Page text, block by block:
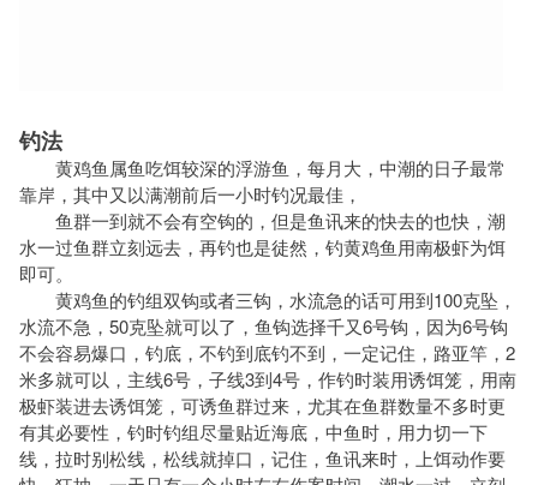
钓法
黄鸡鱼属鱼吃饵较深的浮游鱼，每月大，中潮的日子最常
靠岸，其中又以满潮前后一小时钓况最佳，
鱼群一到就不会有空钩的，但是鱼讯来的快去的也快，潮
水一过鱼群立刻远去，再钓也是徒然，钓黄鸡鱼用南极虾为饵
即可。
黄鸡鱼的钓组双钩或者三钩，水流急的话可用到100克坠，
水流不急，50克坠就可以了，鱼钩选择千又6号钩，因为6号钩
不会容易爆口，钓底，不钓到底钓不到，一定记住，路亚竿，2
米多就可以，主线6号，子线3到4号，作钓时装用诱饵笼，用南
极虾装进去诱饵笼，可诱鱼群过来，尤其在鱼群数量不多时更
有其必要性，钓时钓组尽量贴近海底，中鱼时，用力切一下
线，拉时别松线，松线就掉口，记住，鱼讯来时，上饵动作要